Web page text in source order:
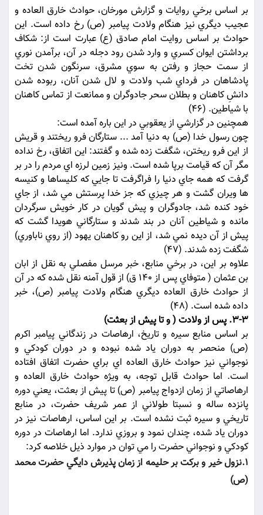
بر اساس برخي روايات و گزارش مورخان، حوادث خارق العاده و
عجيب ديگري نيز هنگام ولادت پيامبر (ص) رخ داده است. اين
حوادث بر اساس روايت امام صادق (ع) عبارت است از: شکاف
برداشتن ايوان کسري و وارد شدن رود دجله در آن، برآمدن نوري
از سمت حجاز و رفتن به سوي مشرق، سرنگون شدن تخت
پادشاهان در فرداي شب ولادت و لال شدن آنان، ربوده شدن
دانشِ کاهنان و بطلان سحر جادوگران و ممانعت از تماس کاهنان
با شياطين. (46)
همچنين در گزارشي از يعقوبي در اين باره آمده است:
چون رسول خدا (ص) به دنيا آمد ... ستارگان فرو ريختند و قريش
از اين فرو ريختن، شگفت زده شده و گفتند: اين اتفاق، رخ نداده
مگر آن که قيامت برپا شده است. ونيز زمين لرزه اي مردم را در بر
گرفت که همه جاي دنيا را فراگرفت تا جايي که کليساها و کنيسه
ها ويران گشت و هر چيزي که جز خدا پرستش مي شد، از جاي
خود کنده شد، جادوگران و پيش گويان در کار خويش سرگردان
مانده و شياطين آنان در بند شدند و ستارگاني هويدا گشت که
پيش از آن ديده نمي شد، از اين رو کاهنان يهود (از روي ناباوري)
شگفت زده شدند. (47)
علاوه بر اين، در برخي منابع، خبر مرسل مفصلي به نقل از ابان
بن عثمان ( متوفاي پس از 140 ق) از قول آمنه نقل شده که در آن
از حوادث خارق العاده ديگري هنگام ولادت پيامبر (ص)، خبر
داده شده است. (48)
3-3. پس از ولادت ( و تا پيش از بعثت)
بر اساس منابع سيره و تاريخ، ارهاصات در زندگاني پيامبر اکرم
(ص) منحصر به دوران ياد شده نبوده و در دوران کودکي و
نوجواني نيز حوادث خارق العاده اي براي حضرت اتفاق افتاده
است. اما حوادث قابل توجه، به ويژه حوادث خارق العاده و
ارهاصاتي از زمان ازدواج پيامبر (ص) تا پيش از بعثت، يعني دوره
پانزده ساله و نسبتا طولاني از عمر شريف حضرت، در منابع
تاريخي و سيره ثبت نشده است. بر اين اساس، ارهاصات نيز در
دوران ياد شده، چندان نمود و بروزي ندارد. اما ارهاصات در دوره
کودکي و نوجواني حضرت را مي توان در موارد ذيل خلاصه کرد:
1.نزول خير و برکت بر حليمه از زمان پذيرش دايگي حضرت محمد
(ص)